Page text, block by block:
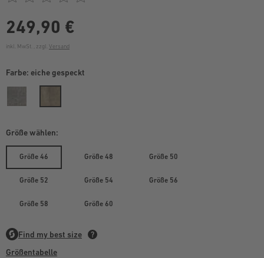
249,90 €
inkl. MwSt. , zzgl. Versand
Farbe: eiche gespeckt
Größe wählen:
Größe 46 Größe 48 Größe 50
Größe 52 Größe 54 Größe 56
Größe 58 Größe 60
Größentabelle